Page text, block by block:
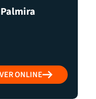
VER ONLINE